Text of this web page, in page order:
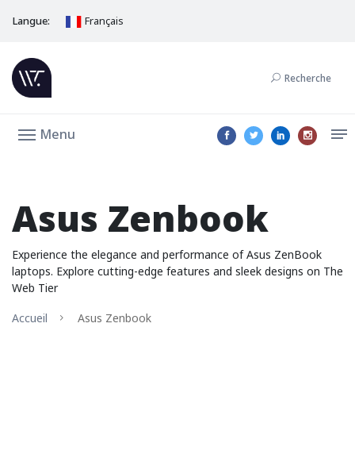
Langue: Français
Recherche
Menu
Asus Zenbook
Experience the elegance and performance of Asus ZenBook
laptops. Explore cutting-edge features and sleek designs on The
Web Tier
Accueil
Asus Zenbook